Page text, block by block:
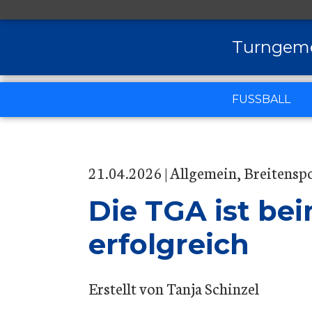
FUSSBALL
JUNIOREN
F-Jugend
E-Jugend
B-Jugend
WEIBLICH
KURSE
Liebscher
VEREIN
Sponsoren
AKTUELLES
21.04.2026 Allgemein
Die TGA ist
erfolgreich
Erstellt vonTanja Schinzel